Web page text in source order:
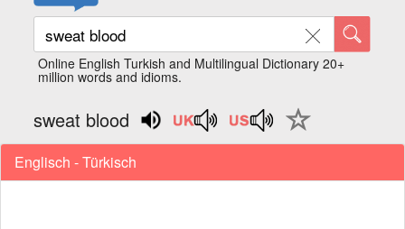
Online English Turkish and Multilingual Dictionary 20+
million words and idioms.
sweat blood
Englisch - Türkisch